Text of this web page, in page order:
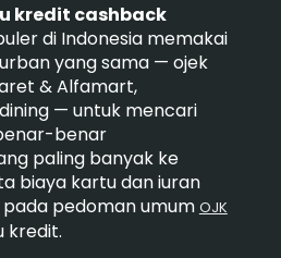
kredit cashback
di Indonesia memakai
yang sama — ojek
& Alfamart,
— untuk mencari
benar
paling banyak ke
biaya kartu dan iuran
pedoman umum OJK
kredit.